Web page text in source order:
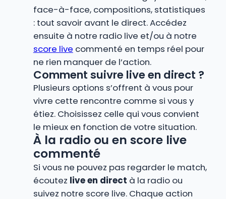
face-à-face, compositions, statistiques
: tout savoir avant le direct. Accédez
ensuite à notre radio live et/ou à notre
score live commenté en temps réel pour
ne rien manquer de l’action.
Comment suivre live en direct ?
Plusieurs options s’offrent à vous pour
vivre cette rencontre comme si vous y
étiez. Choisissez celle qui vous convient
le mieux en fonction de votre situation.
À la radio ou en score live
commenté
Si vous ne pouvez pas regarder le match,
écoutez live en direct à la radio ou
suivez notre score live. Chaque action